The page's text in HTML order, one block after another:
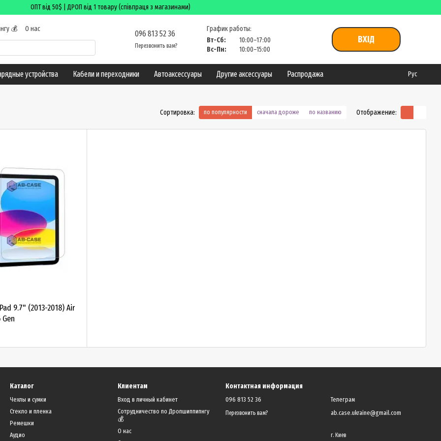
ОПТ від 50$ | ДРОП від 1 товару (співпраця з магазинами)
💰
О нас
096 813 52 36
Перезвонить вам?
График работы:
Вт-Сб:
10:00–17:00
Вс-Пн:
10:00–15:00
ВХІД
устройства Кабели и переходники Автоаксессуары Другие аксессуары Распродажа Рус
Сортировка: по популярности сначала дороже по названию Отображение:
9.7" (2013-2018) Air
Каталог
Чехлы и сумки
Стекло и пленка
Ремешки
Аудио
Клиентам
Вход в личный кабинет
Сотрудничество по Дропшиппипнгу
💰
О нас
Контактная информация
096 813 52 36
Перезвонить вам?
Телеграм
ab.case.ukraine@gmail.com
г. Киев